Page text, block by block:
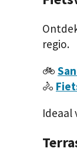
regio.
🚲
🚴
Ideaal